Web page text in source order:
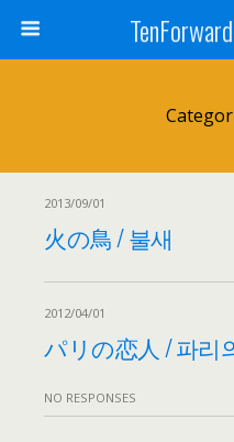
2013/09/01
火の鳥 / 불새
2012/04/01
パリの恋人 / 파리
NO RESPONSES